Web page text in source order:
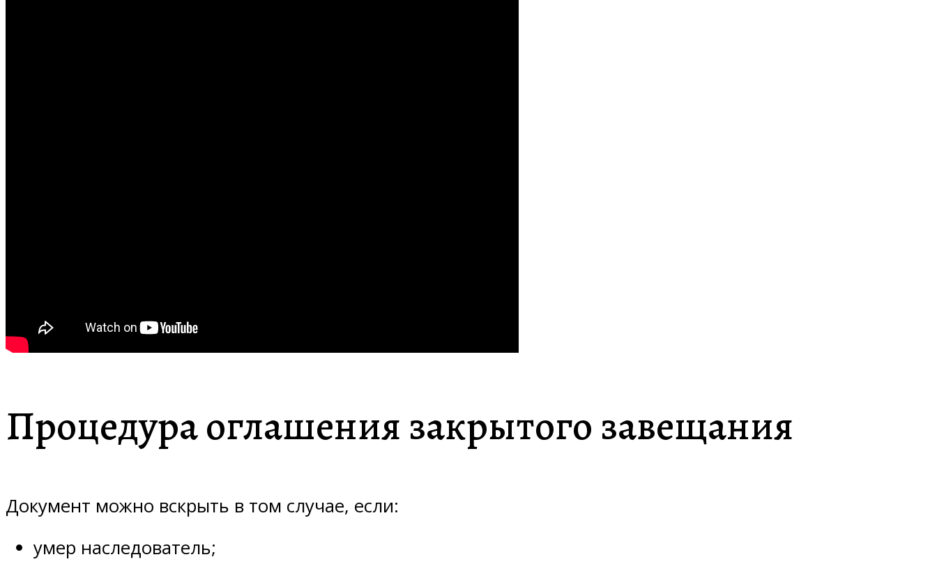
Процедура оглашения закрытого завещания
Документ можно вскрыть в том случае, если:
умер наследователь;